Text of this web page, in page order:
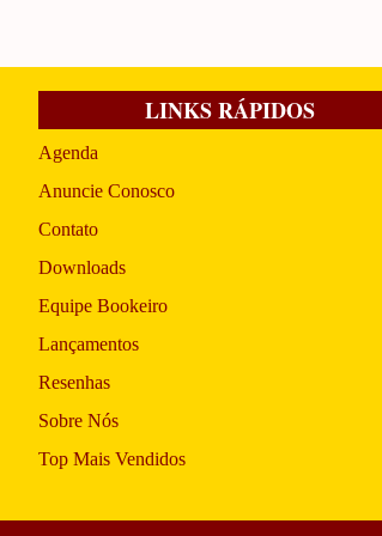
LINKS RÁPIDOS
Agenda
Anuncie Conosco
Contato
Downloads
Equipe Bookeiro
Lançamentos
Resenhas
Sobre Nós
Top Mais Vendidos